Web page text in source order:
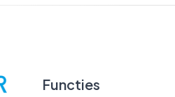
Functies